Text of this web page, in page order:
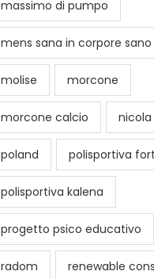
massimo di pumpo
mens sana in corpore sano
molise morcone
morcone calcio
poland polisportiva
polisportiva kalena
progetto psico educativo
radom renewable